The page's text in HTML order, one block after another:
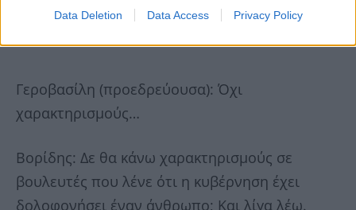
Data Deletion Data Access Privacy Policy
Γεροβασίλη (προεδρεύουσα): Όχι
χαρακτηρισμούς…
Βορίδης: Δε θα κάνω χαρακτηρισμούς σε
βουλευτές που λένε ότι η κυβέρνηση έχει
δολοφονήσει έναν άνθρωπο; Και λίγα λέω.